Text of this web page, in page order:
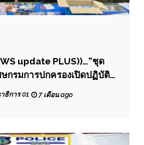
update PLUS))…”ชุด
กรมการปกครองเปิดปฏิบัติ
รุกฆาตเซียนบ้านเอ็ง”
รงแรมกลางเมืองโคราช รวบ
ธิการ 01 7 เดือน ago